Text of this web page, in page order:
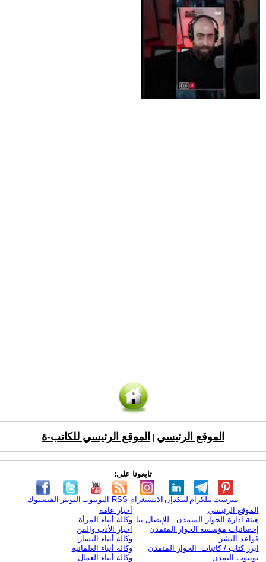
الموقع الرئيسي الموقع الرئيسي للكاتب-ة
تابعونا على:
الفيسبوك التويتر اليوتيوب RSS الانستغرام لينكدإن تيلكرامبنترست
الموقع الرئيسي
هيئة ادارة الحوار المتمدن - للإتصال بنا
إحصائيات مؤسسة الحوار المتمدن
قواعد النشر
ابرز كتاب / كاتبات الحوار المتمدن
يوتيوب التمدن
أخبار عامة
وكالة أنباء المرأة
اخبار الأدب والفن
وكالة أنباء اليسار
وكالة أنباء العلمانية
وكالة أنباء العمال